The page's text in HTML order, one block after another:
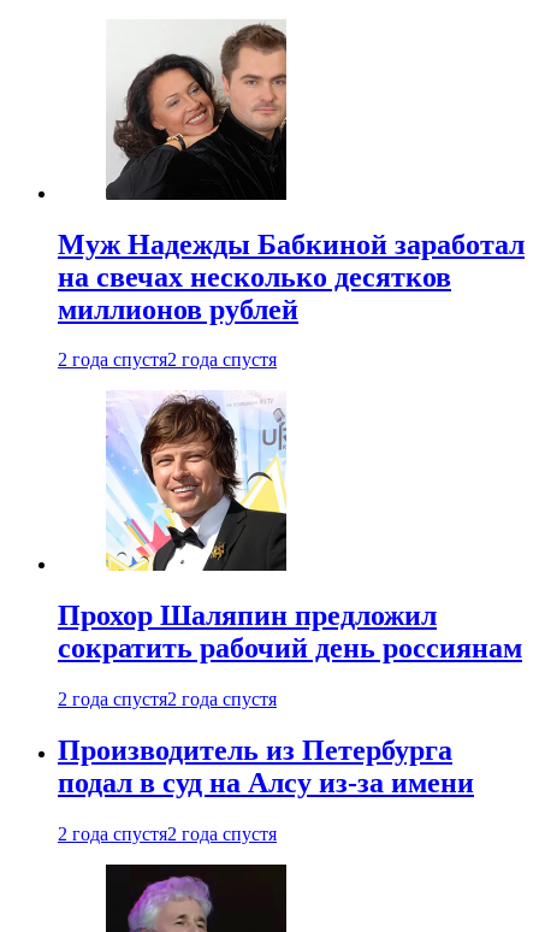
Муж Надежды Бабкиной заработал
на свечах несколько десятков
миллионов рублей
2 года спустя2 года спустя
Прохор Шаляпин предложил
сократить рабочий день россиянам
2 года спустя2 года спустя
Производитель из Петербурга
подал в суд на Алсу из-за имени
2 года спустя2 года спустя